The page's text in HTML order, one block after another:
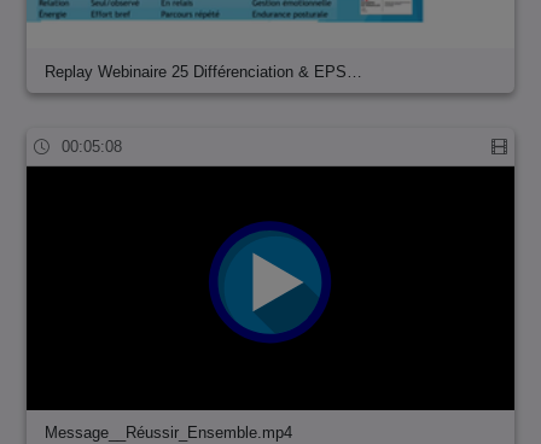
Replay Webinaire 25 Différenciation & EPS…
00:05:08
Message__Réussir_Ensemble.mp4